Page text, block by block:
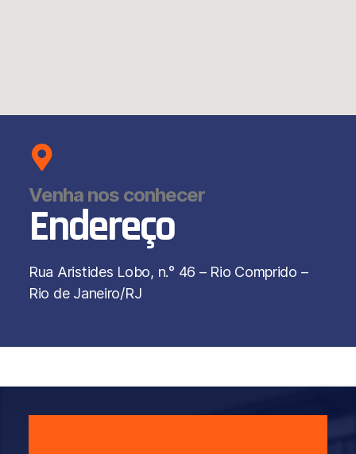
Venha nos conhecer
Endereço
Rua Aristides Lobo, n.° 46 – Rio Comprido –
Rio de Janeiro/RJ